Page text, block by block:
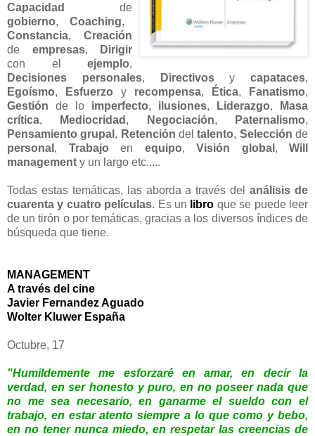
Capacidad de
gobierno, Coaching,
Constancia, Creación
de empresas,
Dirigir
con el ejemplo,
Decisiones personales, Directivosy capataces,
Egoísmo, Esfuerzo y recompensa, Ética, Fanatismo,
Gestión de lo imperfecto, ilusiones, Liderazgo,
Masa
crítica, Mediocridad , Negociación, Paternalismo,
Pensamiento grupal , Retencióndel talento, Selección de
personal , Trabajo en equipo, Visión global , Will
management y un largo etc.....
Todas estas temáticas, las aborda a través delanálisis de
cuarenta y cuatro películas. Es un libro que se puede leer
de un tirón o por temáticas, gracias a los diversos índices de
búsqueda que tiene.
MANAGEMENT
A través del cine
Javier Fernandez Aguado
Wolter Kluwer España
Octubre, 17
"Humildemente me esforzaré en amar, en decir la
verdad, en ser honesto y puro, en no poseer nada que
no me sea necesario, en ganarme el sueldo con el
trabajo, en estar atento siempre a lo que como y bebo,
en no tener nunca miedo, en respetar las creencias de